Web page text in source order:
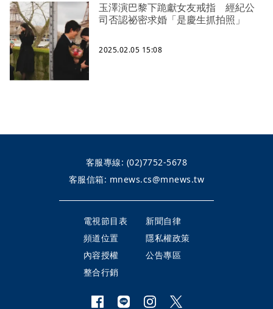
玉澤演巴黎下跪獻女友戒指 經紀公
司否認祕密求婚「是慶生抓拍照」
2025.02.05 15:08
客服專線: (02)7752-5678
客服信箱: mnews.cs@mnews.tw
電視節目表
新聞自律
頻道位置
隱私權政策
內容授權
公告專區
整合行銷